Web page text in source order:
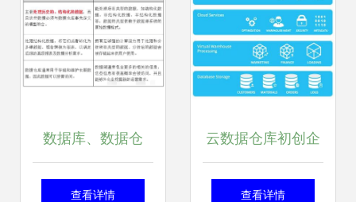
数据库、数据仓
库、数据湖、数据
查看详情
云数据仓库初创企
业Snowflake获
查看详情